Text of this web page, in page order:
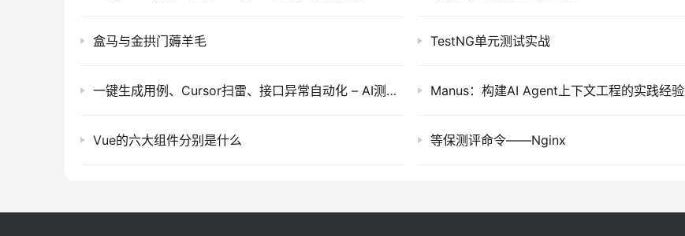
盒马与金拱门薅羊毛 TestNG单元测试实战
一键生成用例、Cursor扫雷、接口异常自动化 – AI测试「三连击」实战全拆解 Manus：构建AI Agent上下文工程的实践经验
Vue的六大组件分别是什么 等保测评命令——Nginx